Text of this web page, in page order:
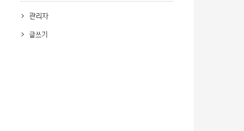
관리자
글쓰기